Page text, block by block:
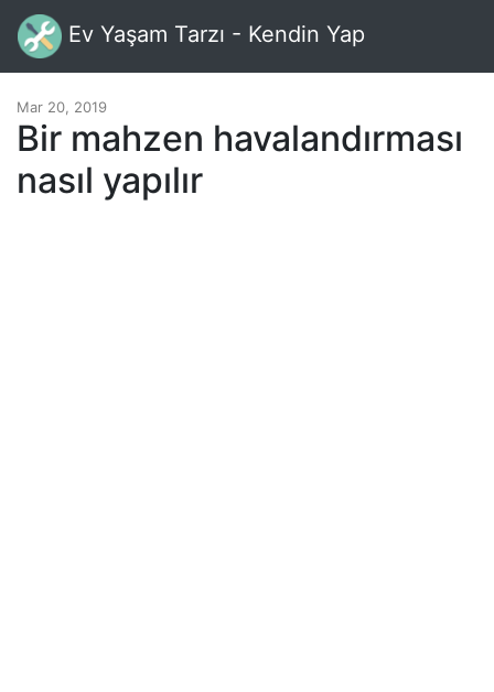
Ev Yaşam Tarzı - Kendin Yap
Mar 20, 2019
Bir mahzen havalandırması
nasıl yapılır